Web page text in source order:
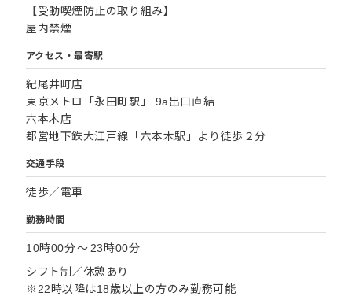
【受動喫煙防止の取り組み】
屋内禁煙
アクセス・最寄駅
紀尾井町店
東京メトロ「永田町駅」 9a出口直結
六本木店
都営地下鉄大江戸線「六本木駅」より徒歩２分
交通手段
徒歩／電車
勤務時間
10時00分〜 23時00分
シフト制／休憩あり
※22時以降は18歳以上の方のみ勤務可能